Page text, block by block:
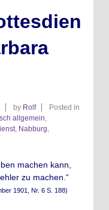
by Rolf
Posted in
allgemein,
, Nabburg,
machen kann,
zu machen.“
1901, Nr. 6 S. 188)